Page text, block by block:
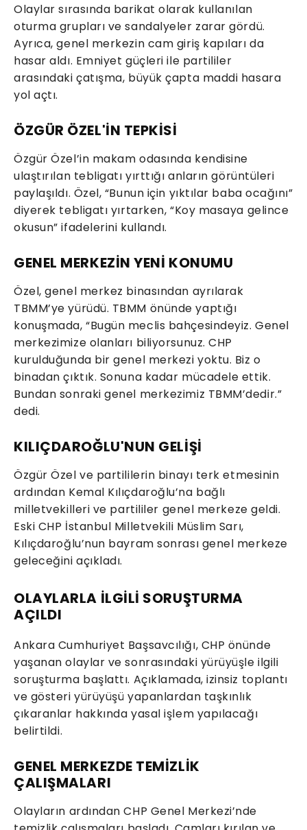
Olaylar sırasında barikat olarak kullanılan
oturma grupları ve sandalyeler zarar gördü.
Ayrıca, genel merkezin cam giriş kapıları da
hasar aldı. Emniyet güçleri ile partililer
arasındaki çatışma, büyük çapta maddi hasara
yol açtı.
ÖZGÜR ÖZEL'İN TEPKİSİ
Özgür Özel’in makam odasında kendisine
ulaştırılan tebligatı yırttığı anların görüntüleri
paylaşıldı. Özel, “Bunun için yıktılar baba ocağını”
diyerek tebligatı yırtarken, “Koy masaya gelince
okusun” ifadelerini kullandı.
GENEL MERKEZİN YENİ KONUMU
Özel, genel merkez binasından ayrılarak
TBMM’ye yürüdü. TBMM önünde yaptığı
konuşmada, “Bugün meclis bahçesindeyiz. Genel
merkezimize olanları biliyorsunuz. CHP
kurulduğunda bir genel merkezi yoktu. Biz o
binadan çıktık. Sonuna kadar mücadele ettik.
Bundan sonraki genel merkezimiz TBMM’dedir.”
dedi.
KILIÇDAROĞLU'NUN GELİŞİ
Özgür Özel ve partililerin binayı terk etmesinin
ardından Kemal Kılıçdaroğlu’na bağlı
milletvekilleri ve partililer genel merkeze geldi.
Eski CHP İstanbul Milletvekili Müslim Sarı,
Kılıçdaroğlu’nun bayram sonrası genel merkeze
geleceğini açıkladı.
OLAYLARLA İLGİLİ SORUŞTURMA
AÇILDI
Ankara Cumhuriyet Başsavcılığı, CHP önünde
yaşanan olaylar ve sonrasındaki yürüyüşle ilgili
soruşturma başlattı. Açıklamada, izinsiz toplantı
ve gösteri yürüyüşü yapanlardan taşkınlık
çıkaranlar hakkında yasal işlem yapılacağı
belirtildi.
GENEL MERKEZDE TEMİZLİK
ÇALIŞMALARI
Olayların ardından CHP Genel Merkezi’nde